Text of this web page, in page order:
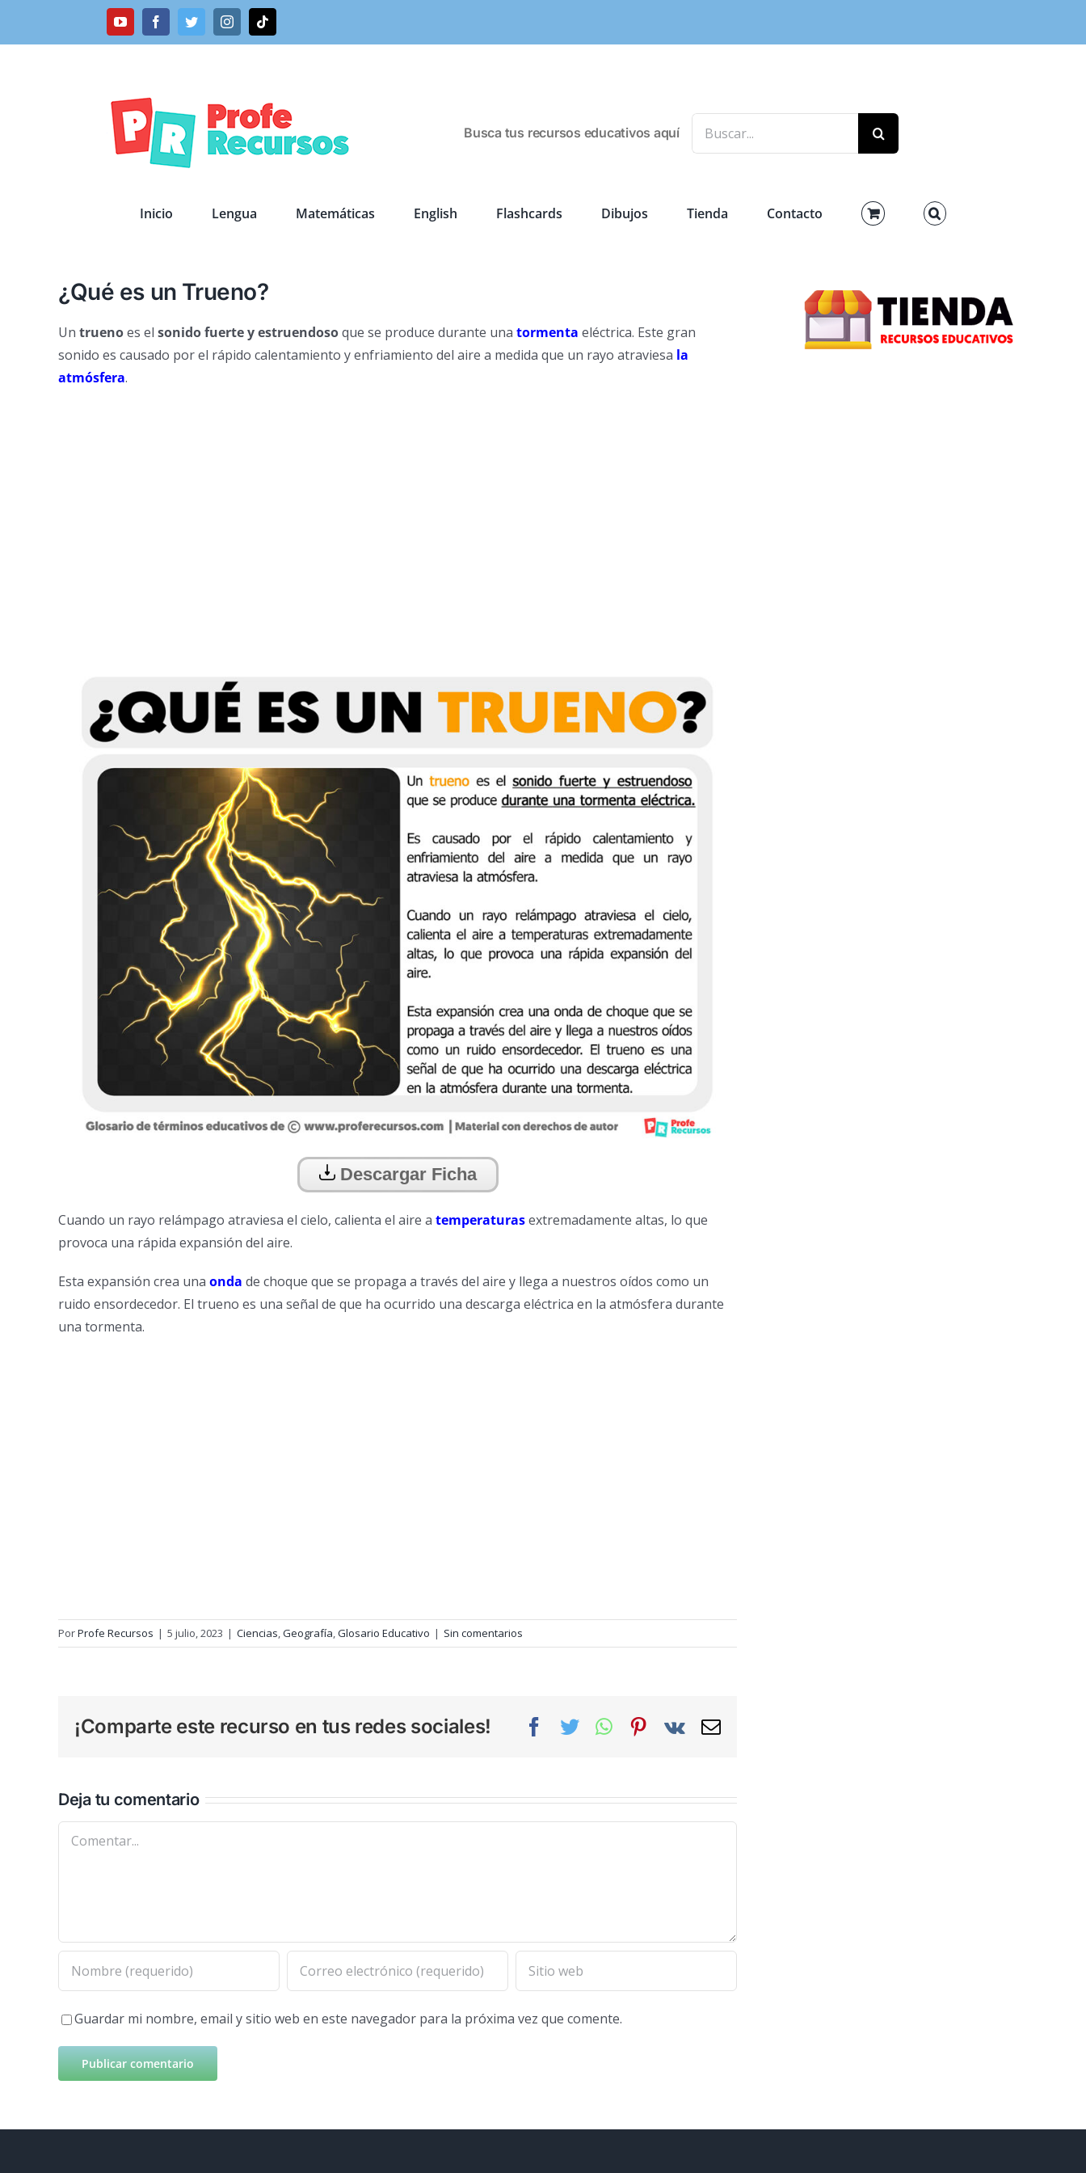
YouTubeFacebookTwitterInstagramTiktok
Busca tus recursos educativos aquí
Inicio Lengua Matemáticas English Flashcards Dibujos Tienda Contacto
¿Qué es un Trueno?
Un truenoes el sonido fuerte y estruendosoque se produce durante una tormenta eléctrica. Este gran
sonido es causado por el rápido calentamiento y enfriamiento del aire a medida que un rayo atraviesa la
atmósfera.
Descargar Ficha
Cuando un rayo relámpago atraviesa el cielo, calienta el aire a temperaturasextremadamente altas, lo que
provoca una rápida expansión del aire.
Esta expansión crea una onda de choque que se propaga a través del aire y llega a nuestros oídos como un
ruido ensordecedor. El trueno es una señal de que ha ocurrido una descarga eléctrica en la atmósfera durante
una tormenta.
PorProfe Recursos | 5 julio, 2023 | Ciencias,Geografía,Glosario Educativo | Sin comentarios
¡Comparte este recurso en tus redes sociales! Facebook
TwitterWhatsAppPinterest
Vk
Correo
Deja tu comentario
Comentar
Guardar mi nombre, email y sitio web en este navegador para la próxima vez que comente.